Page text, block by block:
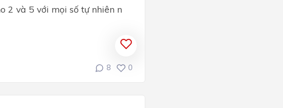
2 và 5 với mọi số tự nhiên n
8 0